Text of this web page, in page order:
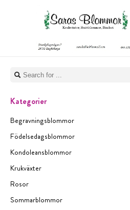
Kategorier
Begravningsblommor
Födelsedagsblommor
Kondoleansblommor
Krukväxter
Rosor
Sommarblommor